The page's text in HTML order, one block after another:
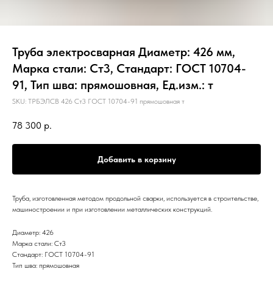
Труба электросварная Диаметр: 426 мм,
Марка стали: Ст3, Стандарт: ГОСТ 10704-
91, Тип шва: прямошовная, Ед.изм.: т
SKU: ТРБЭЛСВ 426 Ст3 ГОСТ 10704-91 прямошовная т
78 300 р.
Добавить в корзину
Труба, изготовленная методом продольной сварки, используется в строительстве,
машиностроении и при изготовлении металлических конструкций.
Диаметр: 426
Марка стали: Ст3
Стандарт: ГОСТ 10704-91
Тип шва: прямошовная